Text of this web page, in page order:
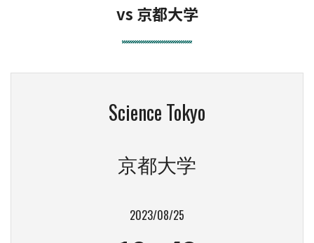
vs 京都大学
Science Tokyo
京都大学
2023/08/25